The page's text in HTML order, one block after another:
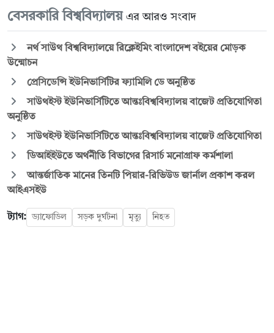
বেসরকারি বিশ্ববিদ্যালয় এর আরও সংবাদ
নর্থ সাউথ বিশ্ববিদ্যালয়ে রিক্লেইমিং বাংলাদেশ বইয়ের মোড়ক
উন্মোচন
প্রেসিডেন্সি ইউনিভার্সিটির ফ্যামিলি ডে অনুষ্ঠিত
সাউথইস্ট ইউনিভার্সিটিতে আন্তঃবিশ্ববিদ্যালয় বাজেট প্রতিযোগিতা
অনুষ্ঠিত
সাউথইস্ট ইউনিভার্সিটিতে আন্তঃবিশ্ববিদ্যালয় বাজেট প্রতিযোগিতা
ডিআইইউতে অর্থনীতি বিভাগের রিসার্চ মনোগ্রাফ কর্মশালা
আন্তর্জাতিক মানের তিনটি পিয়ার-রিভিউড জার্নাল প্রকাশ করল
আইএসইউ
ট্যাগ: ড্যাফোডিল সড়ক দুর্ঘটনা মৃত্যু নিহত